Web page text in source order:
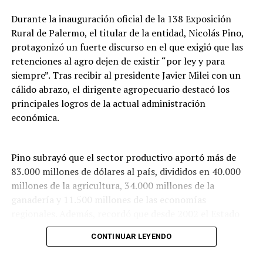
Durante la inauguración oficial de la 138 Exposición
Rural de Palermo, el titular de la entidad, Nicolás Pino,
protagonizó un fuerte discurso en el que exigió que las
retenciones al agro dejen de existir “por ley y para
siempre”. Tras recibir al presidente Javier Milei con un
cálido abrazo, el dirigente agropecuario destacó los
principales logros de la actual administración
económica.
Pino subrayó que el sector productivo aportó más de
83.000 millones de dólares al país, divididos en 40.000
millones de la agricultura, 34.000 millones de la
ganadería y 11.500 millones de las economías
acumuló unos 215.000 millones de dólares por este
tributo, aunque ponderó que este Gobierno redujo la
CONTINUAR LEYENDO